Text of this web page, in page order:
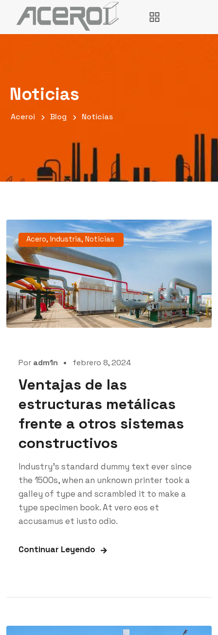
Noticias
Aceroi Blog Noticias
Acero, Industria, Noticias
Por adm1n febrero 8, 2024
Ventajas de las
estructuras metálicas
frente a otros sistemas
constructivos
Industry’s standard dummy text ever since
the 1500s, when an unknown printer took a
galley of type and scrambled it to make a
type specimen book. At vero eos et
accusamus et iusto odio.
Continuar Leyendo